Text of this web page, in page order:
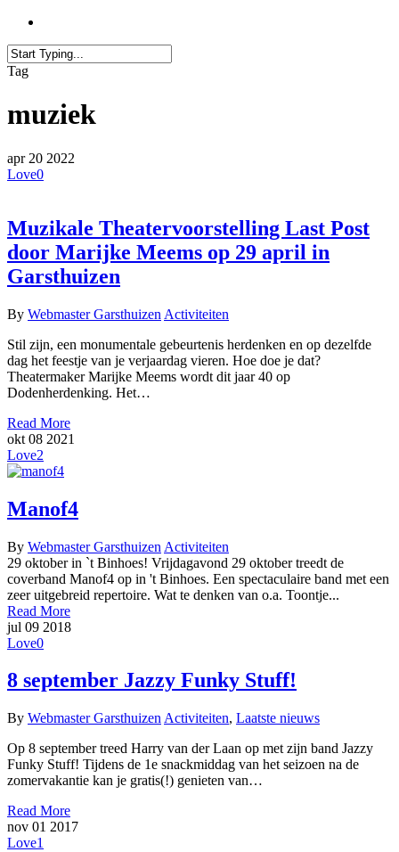
Close
Tag
muziek
apr 20 2022
Love0
Muzikale Theatervoorstelling Last Post
door Marijke Meems op 29 april in
Garsthuizen
By Webmaster Garsthuizen Activiteiten
Stil zijn, een monumentale gebeurtenis herdenken en op dezelfde
dag het feestje van je verjaardag vieren. Hoe doe je dat?
Theatermaker Marijke Meems wordt dit jaar 40 op
Dodenherdenking. Het…
Read More
okt 08 2021
Love2
Manof4
By Webmaster Garsthuizen Activiteiten
29 oktober in `t Binhoes! Vrijdagavond 29 oktober treedt de
coverband Manof4 op in 't Binhoes. Een spectaculaire band met een
zeer uitgebreid repertoire. Wat te denken van o.a. Toontje...
Read More
jul 09 2018
Love0
8 september Jazzy Funky Stuff!
By Webmaster Garsthuizen Activiteiten, Laatste nieuws
Op 8 september treed Harry van der Laan op met zijn band Jazzy
Funky Stuff! Tijdens de 1e snackmiddag van het seizoen na de
zomervakantie kan je gratis(!) genieten van…
Read More
nov 01 2017
Love1